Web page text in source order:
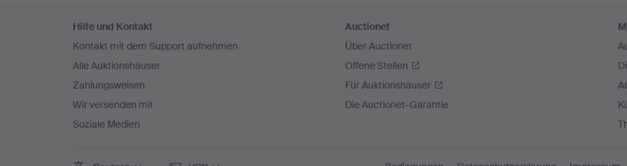
Navigation
Hilfe und Kontakt
Kontakt mit dem Support aufnehmen
Alle Auktionshäuser
Zahlungsweisen
Wir versenden mit
Soziale Medien
Auctionet
Über Auctionet
Offene Stellen
Für Auktionshäuser
Die Auctionet-Garantie